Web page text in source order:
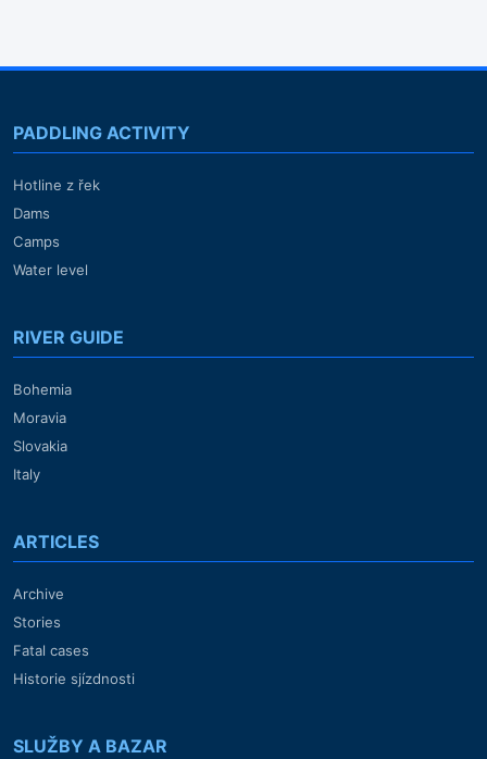
PADDLING ACTIVITY
Hotline z řek
Dams
Camps
Water level
RIVER GUIDE
Bohemia
Moravia
Slovakia
Italy
ARTICLES
Archive
Stories
Fatal cases
Historie sjízdnosti
SLUŽBY A BAZAR